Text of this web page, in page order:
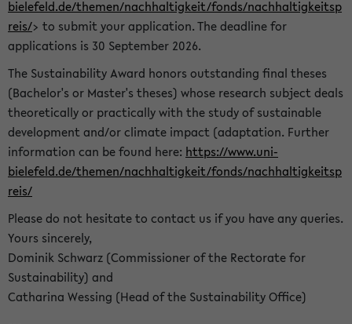
bielefeld.de/themen/nachhaltigkeit/fonds/nachhaltigkeitsp
reis/> to submit your application. The deadline for
applications is 30 September 2026.
The Sustainability Award honors outstanding final theses
(Bachelor's or Master's theses) whose research subject deals
theoretically or practically with the study of sustainable
development and/or climate impact (adaptation. Further
information can be found here: https://www.uni-
bielefeld.de/themen/nachhaltigkeit/fonds/nachhaltigkeitsp
reis/
Please do not hesitate to contact us if you have any queries.
Yours sincerely,
Dominik Schwarz (Commissioner of the Rectorate for
Sustainability) and
Catharina Wessing (Head of the Sustainability Office)